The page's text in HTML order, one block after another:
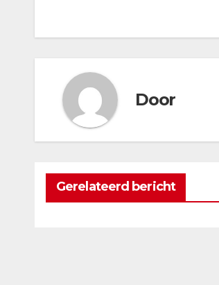
Door
Gerelateerd bericht